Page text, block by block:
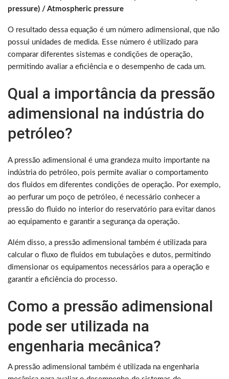
pressure) / Atmospheric pressure
O resultado dessa equação é um número adimensional, que não
possui unidades de medida. Esse número é utilizado para
comparar diferentes sistemas e condições de operação,
permitindo avaliar a eficiência e o desempenho de cada um.
Qual a importância da pressão
adimensional na indústria do
petróleo?
A pressão adimensional é uma grandeza muito importante na
indústria do petróleo, pois permite avaliar o comportamento
dos fluidos em diferentes condições de operação. Por exemplo,
ao perfurar um poço de petróleo, é necessário conhecer a
pressão do fluido no interior do reservatório para evitar danos
ao equipamento e garantir a segurança da operação.
Além disso, a pressão adimensional também é utilizada para
calcular o fluxo de fluidos em tubulações e dutos, permitindo
dimensionar os equipamentos necessários para a operação e
garantir a eficiência do processo.
Como a pressão adimensional
pode ser utilizada na
engenharia mecânica?
A pressão adimensional também é utilizada na engenharia